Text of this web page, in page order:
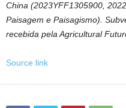
China (2023YFF1305900,
Paisagem e Paisagismo).
recebida pela Agricultural
Source link